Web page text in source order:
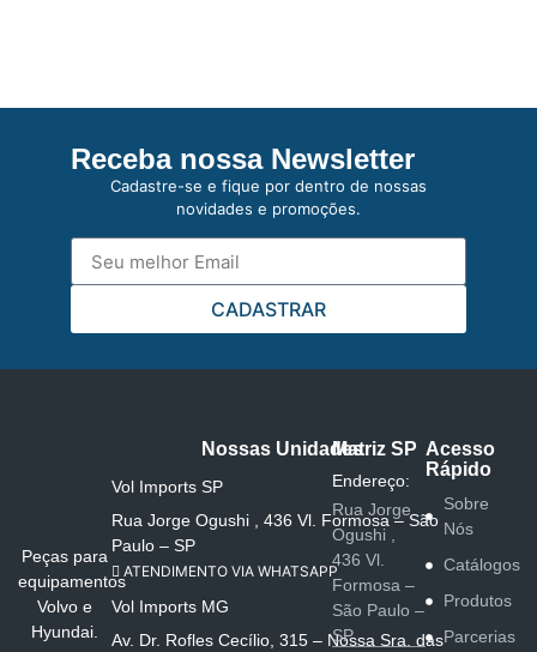
Receba nossa Newsletter
Cadastre-se e fique por dentro de nossas
novidades e promoções.
CADASTRAR
Peças para
equipamentos
Volvo e
Hyundai.
Nossas Unidades
Vol Imports SP
Rua Jorge Ogushi , 436 Vl. Formosa – São
Paulo – SP
ATENDIMENTO VIA WHATSAPP
Vol Imports MG
Av. Dr. Rofles Cecílio, 315 – Nossa Sra. das
Matriz SP
Endereço:
Rua Jorge
Ogushi ,
436 Vl.
Formosa –
São Paulo –
SP
Acesso
Rápido
Sobre
Nós
Catálogos
Produtos
Parcerias